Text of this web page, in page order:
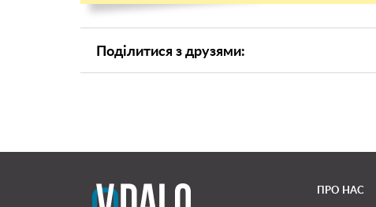
Поділитися з друзями:
ПРО НАС